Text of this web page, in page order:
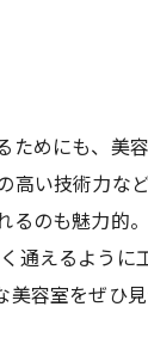
ためにも、美
高い技術力な
るのも魅力的
通えるように
美容室をぜひ